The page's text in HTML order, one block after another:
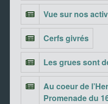
Vue sur nos
Cerfs givrés
Les grues sont
Au coeur de
Promenade du